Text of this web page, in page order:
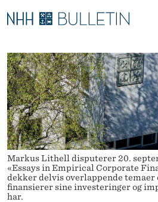
M
A
R
K
U
S
L
T
O
V
E
D
M
E
N
Y
Ø
K
I
N
E
T
T
S
T
E
D
E
T
Stipendiater og nye
Disputaser
Ekspertutvalg
Om Bulletin
Markus Lithell disputerer 20.
«Essays in Empirical Corporate
dekker delvis overlappende
finansierer sine investeringer og
har.